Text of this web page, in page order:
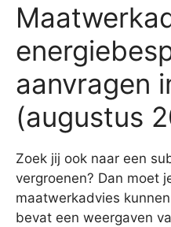
aanvragen
(augustus
Zoek jij ook naar een
vergroenen? Dan moet
maatwerkadvies
bevat een weergaven